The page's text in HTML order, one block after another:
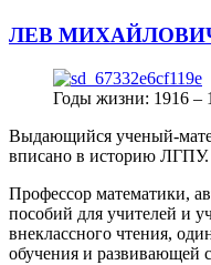
ЛЕВ
Годы жизни: 1916 –
Выдающийся ученый-
вписано в историю ЛГПУ.
Профессор математики,
пособий для учителей и
внеклассного чтения,
обучения и развивающей